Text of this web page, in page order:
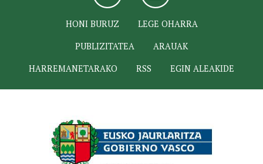
HONI BURUZ
LEGE OHARRA
PUBLIZITATEA
ARAUAK
HARREMANETARAKO
RSS EGIN ALEAKIDE